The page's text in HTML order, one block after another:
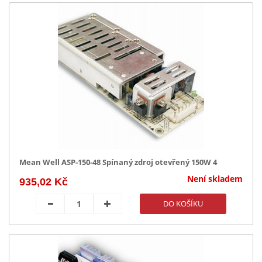
Mean Well ASP-150-48 Spínaný zdroj otevřený 150W 4
935,02 Kč Není skladem